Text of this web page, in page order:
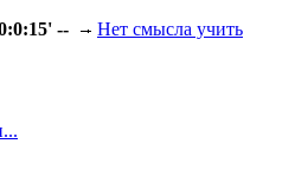
--
Нет смысла учить